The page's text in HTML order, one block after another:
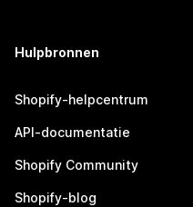
Hulpbronnen
Shopify-helpcentrum
API-documentatie
Shopify Community
Shopify-blog